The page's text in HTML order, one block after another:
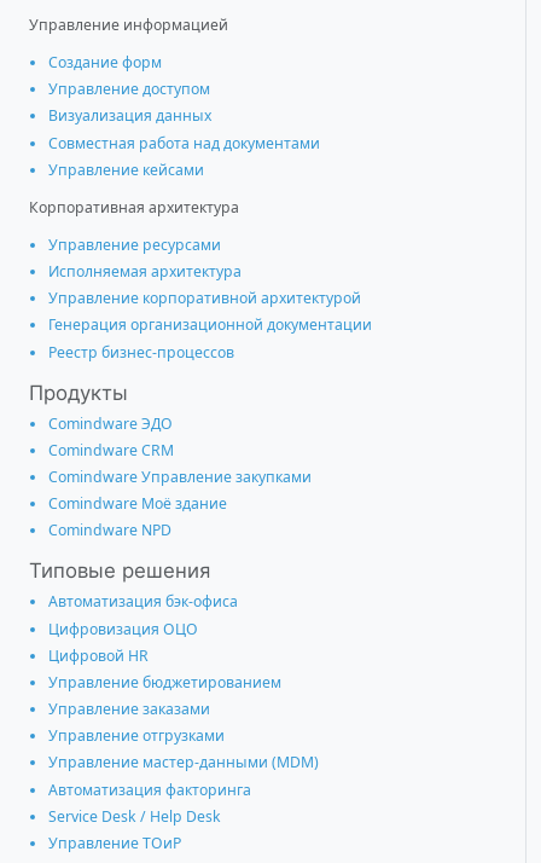
Управление информацией
Создание форм
Управление доступом
Визуализация данных
Совместная работа над документами
Управление кейсами
Корпоративная архитектура
Управление ресурсами
Исполняемая архитектура
Управление корпоративной архитектурой
Генерация организационной документации
Реестр бизнес-процессов
Продукты
Comindware ЭДО
Comindware CRM
Comindware Управление закупками
Comindware Моё здание
Comindware NPD
Типовые решения
Автоматизация бэк-офиса
Цифровизация ОЦО
Цифровой HR
Управление бюджетированием
Управление заказами
Управление отгрузками
Управление мастер-данными (MDM)
Автоматизация факторинга
Service Desk / Help Desk
Управление ТОиР